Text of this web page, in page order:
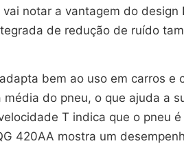
notar a vantagem do
de redução de ruído
bem ao uso em carros
do pneu, o que ajuda a
T indica que o pneu
420AA mostra um